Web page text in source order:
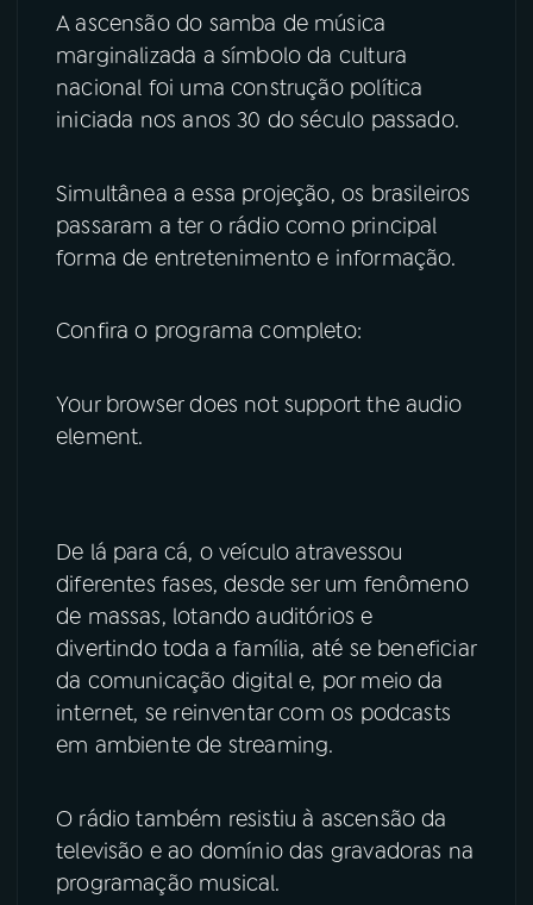
06 VIDEOCASTS
08 FESTIVAL DE MÚSICA
Facebook
Instagram X
A ascensão do samba de música
marginalizada a símbolo da cultura
nacional foi uma construção política
iniciada nos anos 30 do século passado.
Simultânea a essa projeção, os brasileiros
passaram a ter o rádio como principal
forma de entretenimento e informação.
Confira o programa completo:
Your browser does not support the audio
element.
De lá para cá, o veículo atravessou
diferentes fases, desde ser um fenômeno
de massas, lotando auditórios e
divertindo toda a família, até se beneficiar
da comunicação digital e, por meio da
internet, se reinventar com os podcasts
em ambiente de streaming.
O rádio também resistiu à ascensão da
televisão e ao domínio das gravadoras na
programação musical.